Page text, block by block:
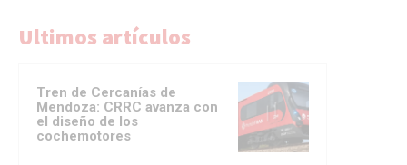
Ultimos artículos
Tren de Cercanías de
Mendoza: CRRC avanza con
el diseño de los
cochemotores